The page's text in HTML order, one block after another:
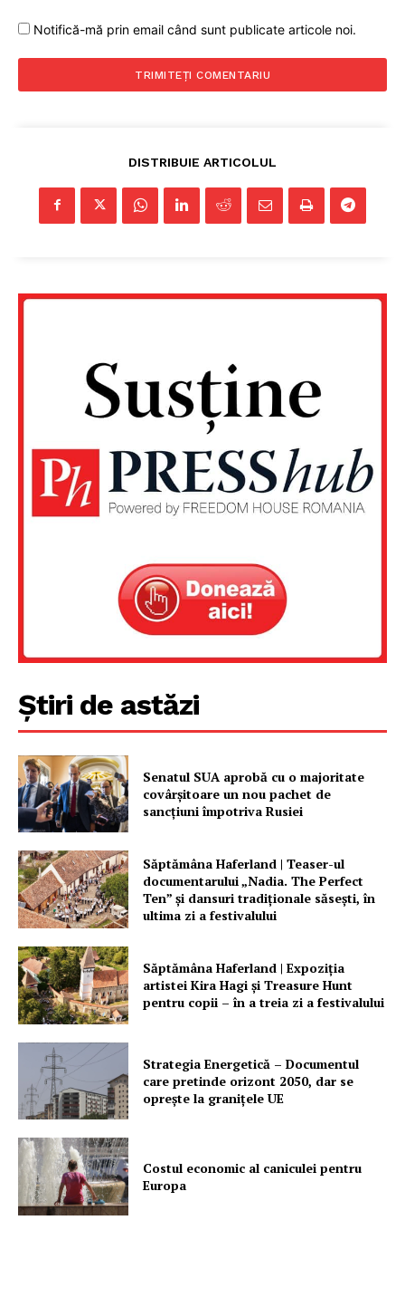
PRESShub
Despre noi / Echipa
Notifică-mă prin email când sunt publicate articole noi.
DISTRIBUIE ARTICOLUL
Știri de astăzi
Senatul SUA aprobă cu o majoritate
covârșitoare un nou pachet de
sancțiuni împotriva Rusiei
Săptămâna Haferland | Teaser-ul
documentarului „Nadia. The Perfect
Ten” şi dansuri tradiţionale săseşti, în
ultima zi a festivalului
Săptămâna Haferland | Expoziţia
artistei Kira Hagi şi Treasure Hunt
pentru copii – în a treia zi a festivalului
Strategia Energetică – Documentul
care pretinde orizont 2050, dar se
oprește la granițele UE
Costul economic al caniculei pentru
Europa